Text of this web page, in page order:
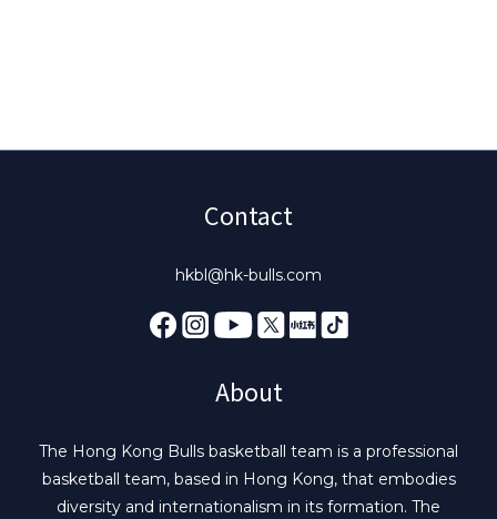
Contact
hkbl@hk-bulls.com
About
The Hong Kong Bulls basketball team is a professional
basketball team, based in Hong Kong, that embodies
diversity and internationalism in its formation. The